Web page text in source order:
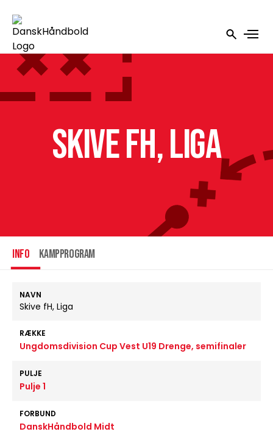
Skive fH, Liga
INFO Kampprogram
NAVN
Skive fH, Liga
RÆKKE
Ungdomsdivision Cup Vest U19 Drenge, semifinaler
PULJE
Pulje 1
FORBUND
DanskHåndbold Midt